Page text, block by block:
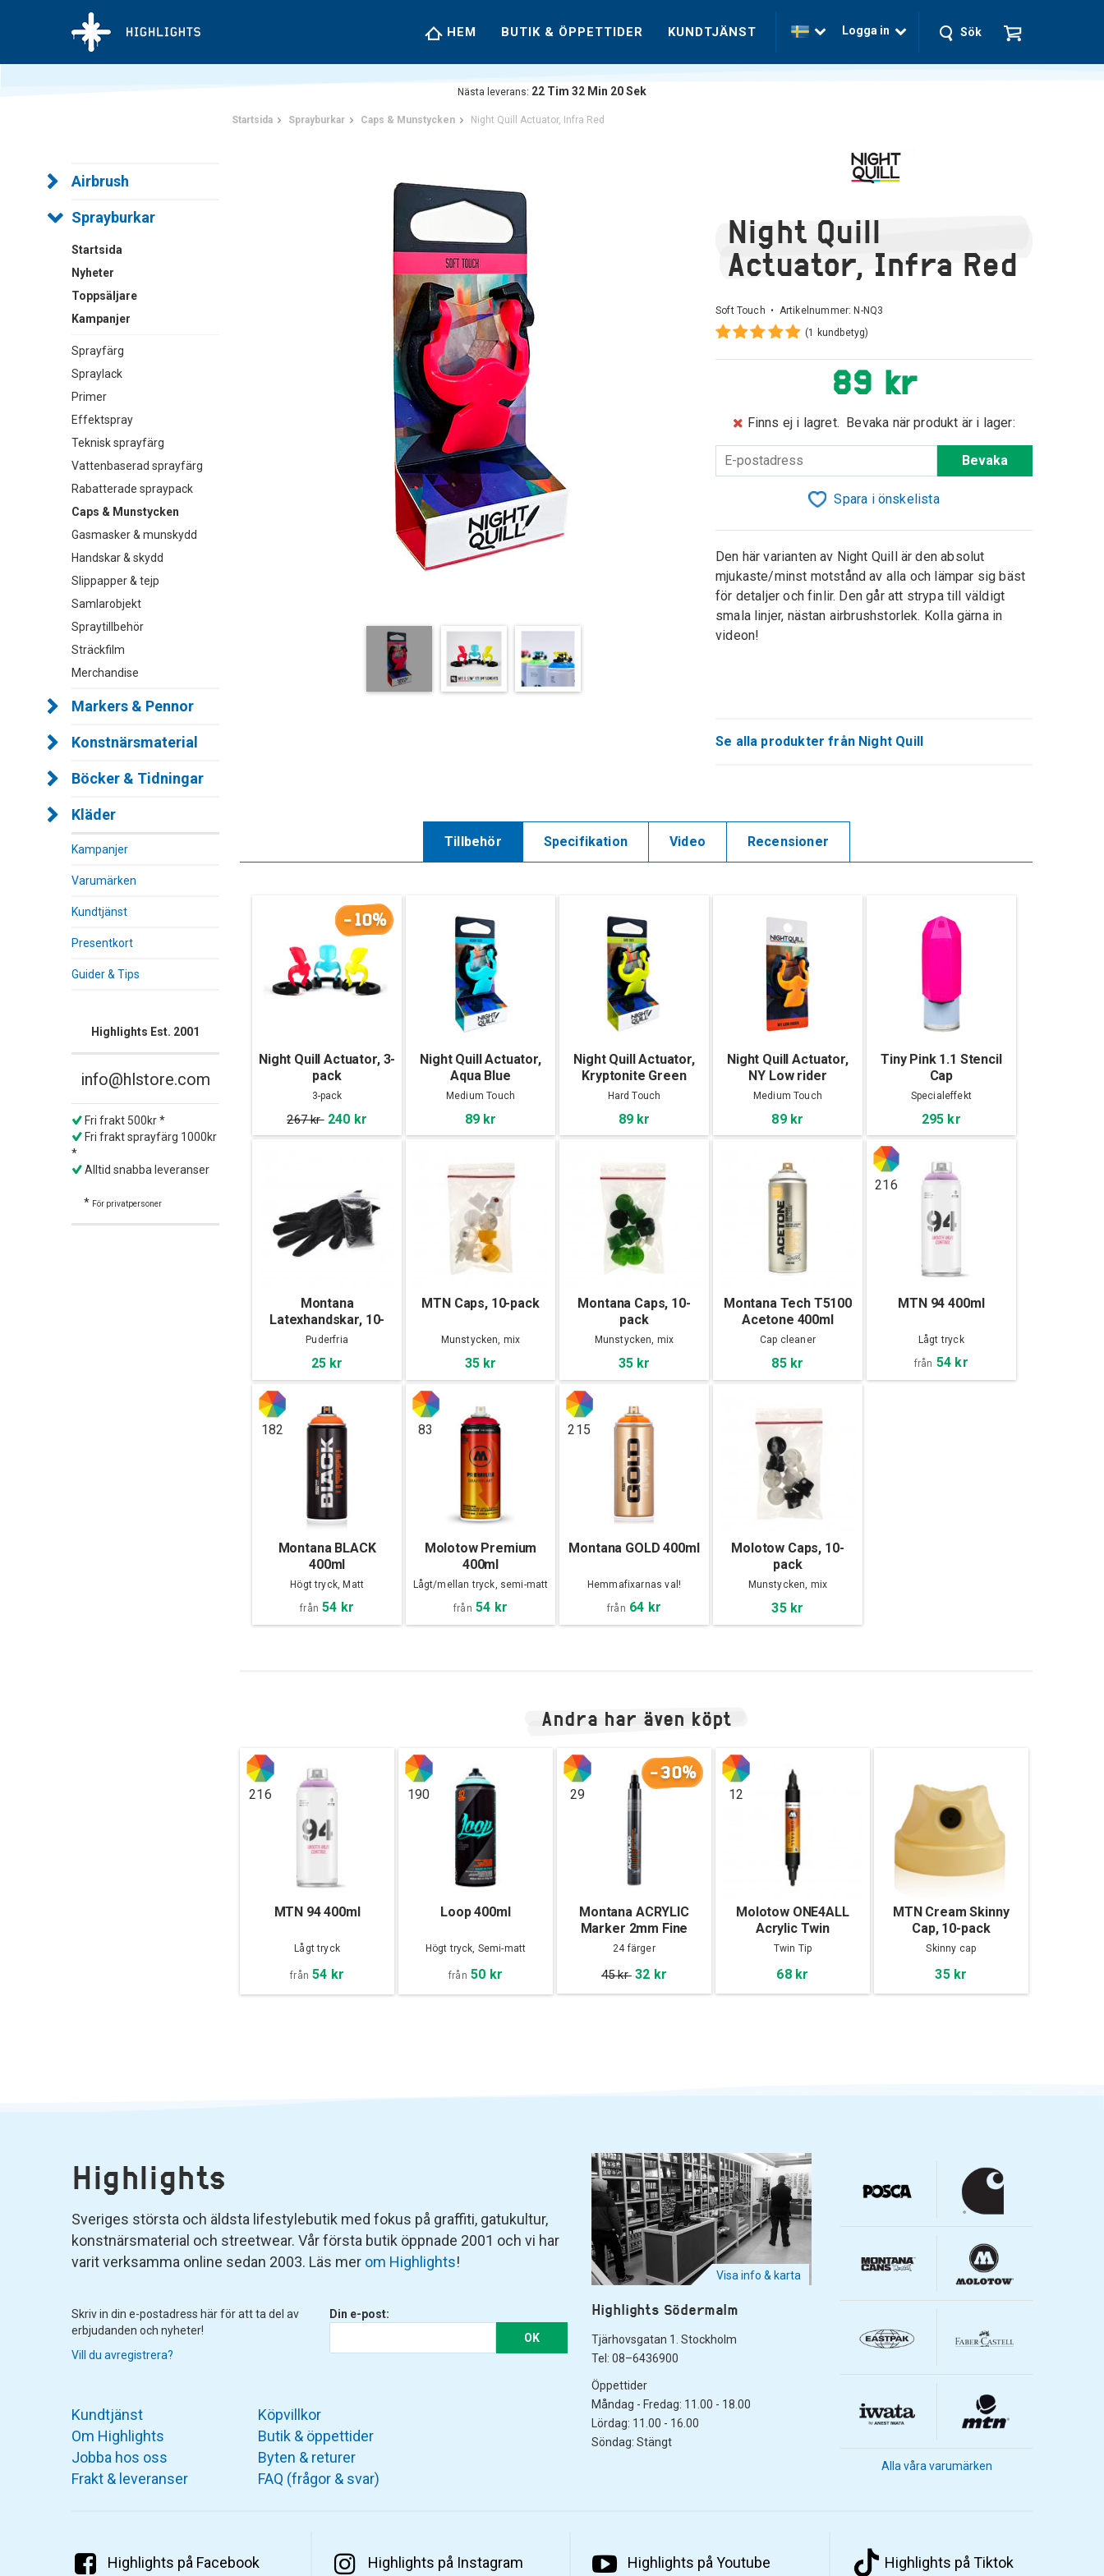
HEM BUTIK & ÖPPETTIDER KUNDTJÄNST Logga in Sök
Nästa leverans: 22 Tim 32 Min 19Sek
Airbrush
Sprayburkar
Startsida
Nyheter
Toppsäljare
Kampanjer
Sprayfärg
Spraylack
Primer
Effektspray
Teknisk sprayfärg
Vattenbaserad sprayfärg
Rabatterade spraypack
Caps & Munstycken
Gasmasker & munskydd
Handskar & skydd
Slippapper & tejp
Samlarobjekt
Spraytillbehör
Sträckfilm
Merchandise
Markers & Pennor
Konstnärsmaterial
Böcker & Tidningar
Kläder
Kampanjer
Varumärken
Kundtjänst
Presentkort
Guider & Tips
Highlights Est. 2001
info@hlstore.com
Fri frakt 500kr *
Fri frakt sprayfärg 1000kr
*
Alltid snabba leveranser
* För privatpersoner
Startsida Sprayburkar Caps & Munstycken Night Quill Actuator, Infra Red
Night Quill
Actuator, Infra Red
Soft Touch • Artikelnummer: N-NQ3
(1 kundbetyg)
89 kr
Finns ej i lagret. Bevaka när produkt är i lager:
Bevaka
Spara i önskelista
Den här varianten av Night Quill är den absolut
mjukaste/minst motstånd av alla och lämpar sig bäst
för detaljer och finlir. Den går att strypa till väldigt
smala linjer, nästan airbrushstorlek. Kolla gärna in
videon!
Se alla produkter från Night Quill
Tillbehör Specifikation Video Recensioner
-10%
Night Quill Actuator, 3-
pack
3-pack
267 kr 240 kr
Night Quill Actuator,
Aqua Blue
Medium Touch
89 kr
Night Quill Actuator,
Kryptonite Green
Hard Touch
89 kr
Night Quill Actuator,
NY Low rider
Medium Touch
89 kr
Tiny Pink 1.1 Stencil
Cap
Specialeffekt
295 kr
Montana
Latexhandskar, 10-
pack
Puderfria
25 kr
MTN Caps, 10-pack
Munstycken, mix
35 kr
Montana Caps, 10-
pack
Munstycken, mix
35 kr
Montana Tech T5100
Acetone 400ml
Cap cleaner
85 kr
216
MTN 94 400ml
Lågt tryck
från 54 kr
182
Montana BLACK
400ml
Högt tryck, Matt
från 54 kr
83
Molotow Premium
400ml
Lågt/mellan tryck, semi-matt
från 54 kr
215
Montana GOLD 400ml
Hemmafixarnas val!
från 64 kr
Molotow Caps, 10-
pack
Munstycken, mix
35 kr
Andra har även köpt
216
MTN 94 400ml
Lågt tryck
från 54 kr
190
Loop 400ml
Högt tryck, Semi-matt
från 50 kr
-30%
29
Montana ACRYLIC
Marker 2mm Fine
24 färger
45 kr 32 kr
12
Molotow ONE4ALL
Acrylic Twin
Twin Tip
68 kr
MTN Cream Skinny
Cap, 10-pack
Skinny cap
35 kr
Highlights
Sveriges största och äldsta lifestylebutik med fokus på graffiti, gatukultur,
konstnärsmaterial och streetwear. Vår första butik öppnade 2001 och vi har
varit verksamma online sedan 2003. Läs mer om Highlights!
Skriv in din e-postadress här för att ta del av
erbjudanden och nyheter!
Vill du avregistrera?
Din e-post:
OK
Visa info & karta
Highlights Södermalm
Tjärhovsgatan 1. Stockholm
Tel: 08–6436900
Öppettider
Måndag - Fredag: 11.00 - 18.00
Lördag: 11.00 - 16.00
Söndag: Stängt
Kundtjänst
Om Highlights
Jobba hos oss
Frakt & leveranser
Köpvillkor
Butik & öppettider
Byten & returer
FAQ (frågor & svar)
Alla våra varumärken
Highlights på Facebook Highlights på Instagram Highlights på Youtube Highlights på Tiktok